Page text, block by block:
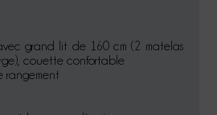
grand lit de 160 cm (2 matelas
couette confortable
rangement